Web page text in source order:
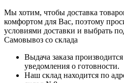
Мы хотим, чтобы доставка
комфортом для Вас, поэтому
условиями доставки и выбрать
Самовывоз со склада
Выдача заказа
уведомления о готовности.
Наш склад находится по